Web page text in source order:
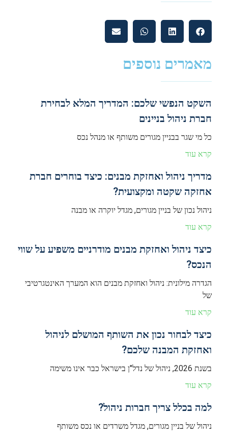
מאמרים נוספים
השקט הנפשי שלכם: המדריך המלא לבחירת
חברת ניהול בניינים
כל מי שגר בבניין מגורים משותף או מנהל נכס
קרא עוד
מדריך ניהול ואחזקת מבנים: כיצד בוחרים חברת
אחזקה שקטה ומקצועית?
ניהול נכון של בניין מגורים, מגדל יוקרה או מבנה
קרא עוד
כיצד ניהול ואחזקת מבנים מודרניים משפיע על שווי
הנכס?
הגדרה מילונית: ניהול ואחזקת מבנים הוא המערך האינטגרטיבי
של
קרא עוד
כיצד לבחור נכון את השותף המושלם לניהול
ואחזקת המבנה שלכם?
בשנת 2026, ניהול של נדל"ן בישראל כבר אינו משימה
קרא עוד
למה בכלל צריך חברות ניהול?
ניהול של בניין מגורים, מגדל משרדים או נכס משותף